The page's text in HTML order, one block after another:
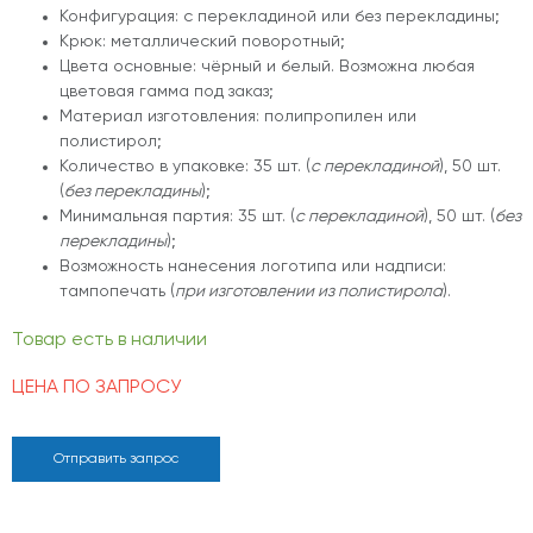
Конфигурация: с перекладиной или без перекладины;
Крюк: металлический поворотный;
Цвета основные: чёрный и белый. Возможна любая
цветовая гамма под заказ;
Материал изготовления: полипропилен или
полистирол;
Количество в упаковке: 35 шт. (с перекладиной), 50 шт.
(без перекладины);
Минимальная партия: 35 шт. (с перекладиной), 50 шт. (без
перекладины);
Возможность нанесения логотипа или надписи:
тампопечать (при изготовлении из полистирола).
Товар есть в наличии
ЦЕНА ПО ЗАПРОСУ
Отправить запрос